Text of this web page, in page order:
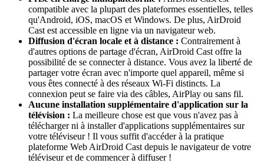
compatible avec la plupart des plateformes essentielles, telles
qu'Android, iOS, macOS et Windows. De plus, AirDroid
Cast est accessible en ligne via un navigateur web.
Diffusion d'écran locale et à distance : Contrairement à
d'autres options de partage d'écran, AirDroid Cast offre la
possibilité de se connecter à distance. Vous avez la liberté de
partager votre écran avec n'importe quel appareil, même si
vous êtes connecté à des réseaux Wi-Fi distincts. La
connexion peut se faire via des câbles, AirPlay ou sans fil.
Aucune installation supplémentaire d'application sur la
télévision : La meilleure chose est que vous n'avez pas à
télécharger ni à installer d'applications supplémentaires sur
votre téléviseur ! Il vous suffit d'accéder à la pratique
plateforme Web AirDroid Cast depuis le navigateur de votre
téléviseur et de commencer à diffuser !